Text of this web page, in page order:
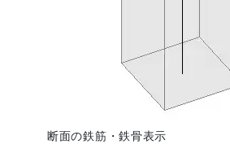
断面の鉄筋・鉄骨表示